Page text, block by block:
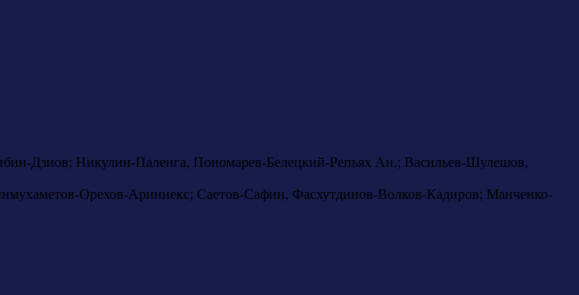
Дзиов; Никулин-Паленга, Пономарев-Белецкий-Репьях Ан.; Васильев-Шулешов,
Орехов-Ариниекс; Саетов-Сафин, Фасхутдинов-Волков-Кадиров; Манченко-